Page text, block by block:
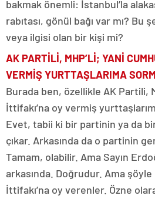
bakmak önemli: İstanbul’la
rabıtası, gönül bağı var mı? Bu
veya ilgisi olan bir kişi mi?
AK PARTİLİ, MHP’Lİ; YANİ
VERMİŞ YURTTAŞLARIMA
Burada ben, özellikle AK Partili,
İttifakı’na oy vermiş
Evet, tabii ki bir partinin ya da
çıkar. Arkasında da o partinin
Tamam, olabilir. Ama Sayın
arkasında. Doğrudur. Ama
İttifakı’na oy verenler. Özne